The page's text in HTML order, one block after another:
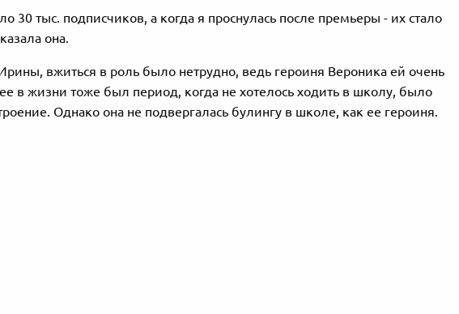
30 тыс. подписчиков, а когда я проснулась после премьеры - их стало
она.
вжиться в роль было нетрудно, ведь героиня Вероника ей очень
в жизни тоже был период, когда не хотелось ходить в школу, было
Однако она не подвергалась булингу в школе, как ее героиня.